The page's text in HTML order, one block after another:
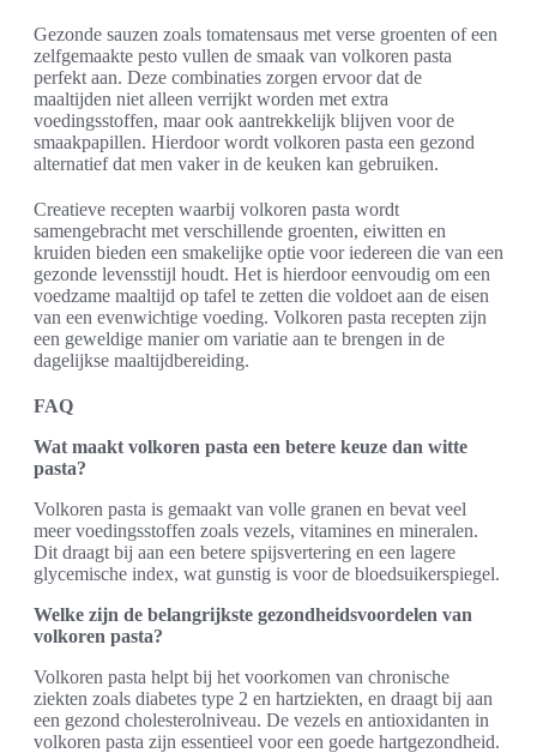
Gezonde sauzen zoals tomatensaus met verse groenten of een
zelfgemaakte pesto vullen de smaak van volkoren pasta
perfekt aan. Deze combinaties zorgen ervoor dat de
maaltijden niet alleen verrijkt worden met extra
voedingsstoffen, maar ook aantrekkelijk blijven voor de
smaakpapillen. Hierdoor wordt volkoren pasta een gezond
alternatief dat men vaker in de keuken kan gebruiken.
Creatieve recepten waarbij volkoren pasta wordt
samengebracht met verschillende groenten, eiwitten en
kruiden bieden een smakelijke optie voor iedereen die van een
gezonde levensstijl houdt. Het is hierdoor eenvoudig om een
voedzame maaltijd op tafel te zetten die voldoet aan de eisen
van een evenwichtige voeding. Volkoren pasta recepten zijn
een geweldige manier om variatie aan te brengen in de
dagelijkse maaltijdbereiding.
FAQ
Wat maakt volkoren pasta een betere keuze dan witte
pasta?
Volkoren pasta is gemaakt van volle granen en bevat veel
meer voedingsstoffen zoals vezels, vitamines en mineralen.
Dit draagt bij aan een betere spijsvertering en een lagere
glycemische index, wat gunstig is voor de bloedsuikerspiegel.
Welke zijn de belangrijkste gezondheidsvoordelen van
volkoren pasta?
Volkoren pasta helpt bij het voorkomen van chronische
ziekten zoals diabetes type 2 en hartziekten, en draagt bij aan
een gezond cholesterolniveau. De vezels en antioxidanten in
volkoren pasta zijn essentieel voor een goede hartgezondheid.